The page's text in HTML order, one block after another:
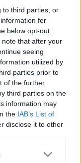
to third parties, or
for
below opt-out
that after your
seeing
utilized by
parties prior to
of the further
third parties on the
information may
the IAB’s List of
disclose it to other
or more Google
Μέσι,
Μπράουν, με